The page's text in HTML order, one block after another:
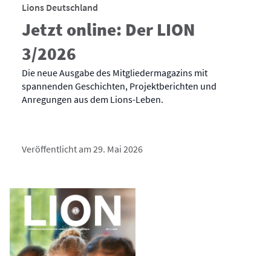
Lions Deutschland
Jetzt online: Der LION
3/2026
Die neue Ausgabe des Mitgliedermagazins mit
spannenden Geschichten, Projektberichten und
Anregungen aus dem Lions-Leben.
Veröffentlicht am 29. Mai 2026